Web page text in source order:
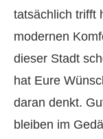
tatsächlich trifft
modernen
dieser Stadt
hat Eure
daran denkt.
bleiben im